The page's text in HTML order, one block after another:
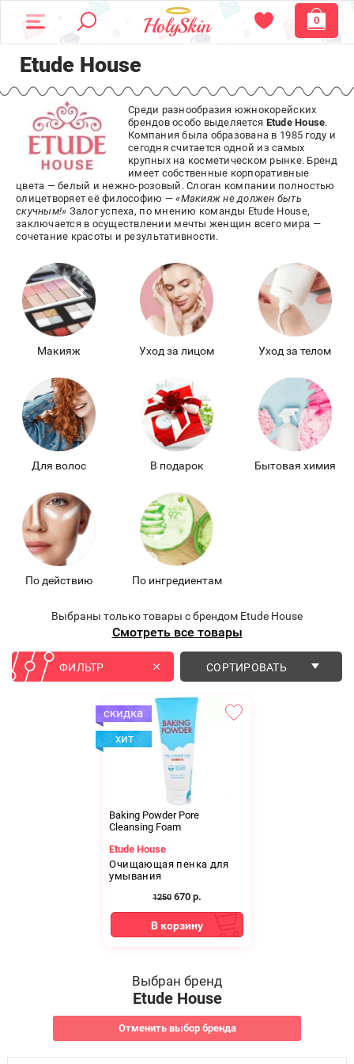
0
Etude House
Среди разнообразия южнокорейских
брендов особо выделяется Etude House.
Компания была образована в 1985 году и
сегодня считается одной из самых
крупных на косметическом рынке. Бренд
имеет собственные корпоративные
цвета — белый и нежно-розовый. Слоган компании полностью
олицетворяет её философию —«Макияж не должен быть
скучным!» Залог успеха, по мнению команды Etude House,
заключается в осуществлении мечты женщин всего мира —
сочетание красоты и результативности.
Макияж Уход за лицом Уход за телом
Для волос В подарок Бытовая химия
По действию По ингредиентам
Выбраны только товары с брендом Etude House
Смотреть все товары
ФИЛЬТР СОРТИРОВАТЬ
Baking Powder Pore
Cleansing Foam
Etude House
Очищающая пенка для
умывания
1250 670 р.
В корзину
Выбран бренд
Etude House
Отменить выбор бренда